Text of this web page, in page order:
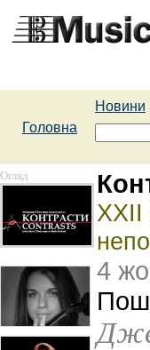
Новини
Головна
Огляд
XXII
4